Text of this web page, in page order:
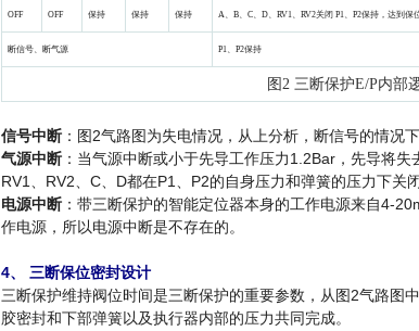
OFF OFF 保持 保持 保持 A、B、C、D、RV1、RV2关闭 P1、P2保持，达到保
断信号、断气源 P1、P2保持
图2 三断保护E/P内部
信号中断 ：图2气路图为失电情况，从上分析，断信号的情况
气源中断 ：当气源中断或小于先导工作压力1.2Bar，先导将
RV1、RV2、C、D都在P1、P2的自身压力和弹簧的压力下关
电源中断 ：带三断保护的智能定位器本身的工作电源来自4-
作电源，所以电源中断是不存在的。
4、 三断保位密封设计
三断保护维持阀位时间是三断保护的重要参数，从图2气路图
胶密封和下部弹簧以及执行器内部的压力共同完成。